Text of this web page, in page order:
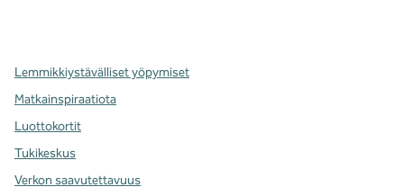
Lemmikkiystävälliset yöpymiset
Matkainspiraatiota
Luottokortit
Tukikeskus
Verkon saavutettavuus